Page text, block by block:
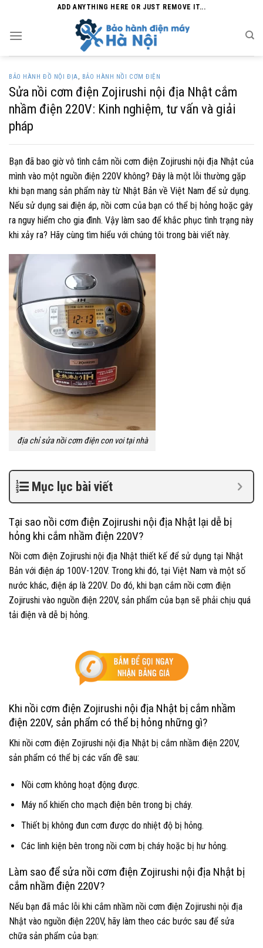
content
ADD ANYTHING HERE OR JUST REMOVE IT...
BẢO HÀNH ĐỒ NỘI ĐỊA, BẢO HÀNH NỒI CƠM ĐIỆN
Sửa nồi cơm điện Zojirushi nội địa Nhật cắm
nhầm điện 220V: Kinh nghiệm, tư vấn và giải
pháp
Bạn đã bao giờ vô tình cắm nồi cơm điện Zojirushi nội địa Nhật của
mình vào một nguồn điện 220V không? Đây là một lỗi thường gặp
khi bạn mang sản phẩm này từ Nhật Bản về Việt Nam để sử dụng.
Nếu sử dụng sai điện áp, nồi cơm của bạn có thể bị hỏng hoặc gây
ra nguy hiểm cho gia đình. Vậy làm sao để khắc phục tình trạng này
khi xảy ra? Hãy cùng tìm hiểu với chúng tôi trong bài viết này.
địa chỉ sửa nồi cơm điện con voi tại nhà
Mục lục bài viết
Tại sao nồi cơm điện Zojirushi nội địa Nhật lại dễ bị
hỏng khi cắm nhầm điện 220V?
Nồi cơm điện Zojirushi nội địa Nhật thiết kế để sử dụng tại Nhật
Bản với điện áp 100V-120V. Trong khi đó, tại Việt Nam và một số
nước khác, điện áp là 220V. Do đó, khi bạn cắm nồi cơm điện
Zojirushi vào nguồn điện 220V, sản phẩm của bạn sẽ phải chịu quá
tải điện và dễ bị hỏng.
Khi nồi cơm điện Zojirushi nội địa Nhật bị cắm nhầm
điện 220V, sản phẩm có thể bị hỏng những gì?
Khi nồi cơm điện Zojirushi nội địa Nhật bị cắm nhầm điện 220V,
sản phẩm có thể bị các vấn đề sau:
Nồi cơm không hoạt động được.
Máy nổ khiến cho mạch điện bên trong bị cháy.
Thiết bị không đun cơm được do nhiệt độ bị hỏng.
Các linh kiện bên trong nồi cơm bị cháy hoặc bị hư hỏng.
Làm sao để sửa nồi cơm điện Zojirushi nội địa Nhật bị
cắm nhầm điện 220V?
Nếu bạn đã mắc lỗi khi cắm nhầm nồi cơm điện Zojirushi nội địa
Nhật vào nguồn điện 220V, hãy làm theo các bước sau để sửa
chữa sản phẩm của bạn: